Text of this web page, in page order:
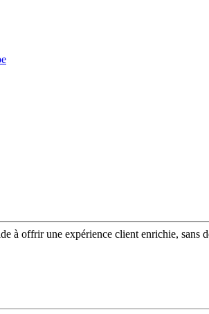
à offrir une expérience client enrichie, sans